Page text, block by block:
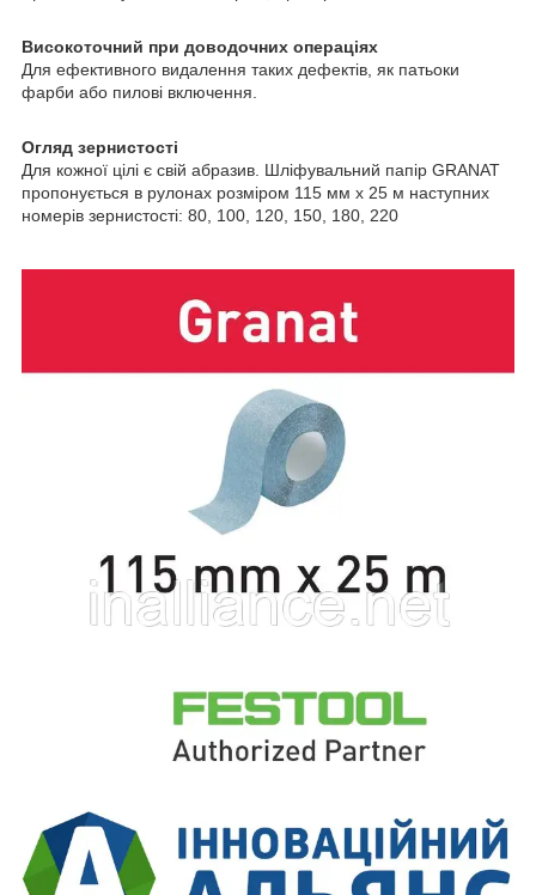
Високоточний при доводочних операціях
Для ефективного видалення таких дефектів, як патьоки
фарби або пилові включення.
Огляд зернистості
Для кожної цілі є свій абразив. Шліфувальний папір GRANAT
пропонується в рулонах розміром 115 мм x 25 м наступних
номерів зернистості: 80, 100, 120, 150, 180, 220